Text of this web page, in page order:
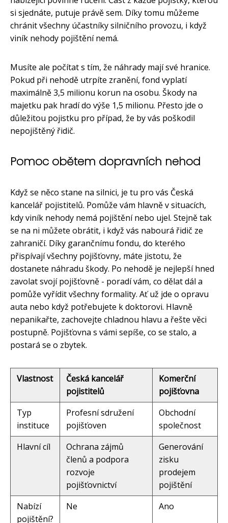
si sjednáte, putuje právě sem. Díky tomu můžeme
chránit všechny účastníky silničního provozu, i když
viník nehody pojištění nemá.
Musíte ale počítat s tím, že náhrady mají své hranice.
Pokud při nehodě utrpíte zranění, fond vyplatí
maximálně 3,5 milionu korun na osobu. Škody na
majetku pak hradí do výše 1,5 milionu. Přesto jde o
důležitou pojistku pro případ, že by vás poškodil
nepojištěný řidič.
Pomoc obětem dopravních nehod
Když se něco stane na silnici, je tu pro vás Česká
kancelář pojistitelů. Pomůže vám hlavně v situacích,
kdy viník nehody nemá pojištění nebo ujel. Stejně tak
se na ni můžete obrátit, i když vás nabourá řidič ze
zahraničí. Díky garančnímu fondu, do kterého
přispívají všechny pojišťovny, máte jistotu, že
dostanete náhradu škody. Po nehodě je nejlepší hned
zavolat svojí pojišťovně - poradí vám, co dělat dál a
pomůže vyřídit všechny formality. Ať už jde o opravu
auta nebo když potřebujete k doktorovi. Hlavně
nepanikařte, zachovejte chladnou hlavu a řešte věci
postupně. Pojišťovna s vámi sepíše, co se stalo, a
postará se o zbytek.
Vlastnost
Česká kancelář
pojistitelů
Komerční
pojišťovna
Typ
instituce
Profesní sdružení
pojišťoven
Obchodní
společnost
Hlavní cíl
Ochrana zájmů
členů a podpora
rozvoje
pojišťovnictví
Generování
zisku
prodejem
pojištění
Nabízí
pojištění?
Ne Ano